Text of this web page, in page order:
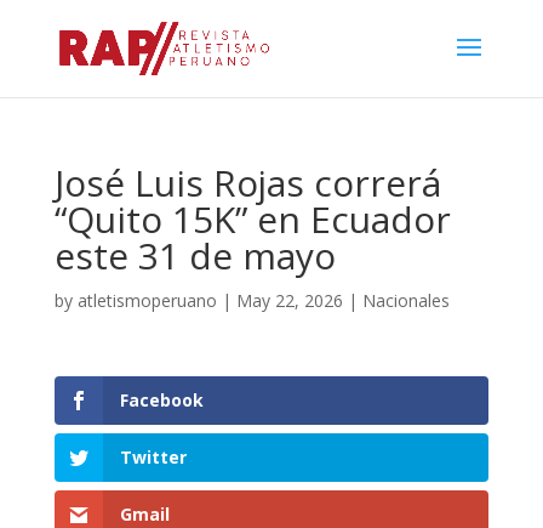
José Luis Rojas correrá
“Quito 15K” en Ecuador
este 31 de mayo
by atletismoperuano | May 22, 2026 | Nacionales
Facebook
Twitter
Gmail